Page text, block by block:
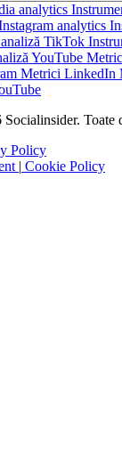
analytics
analytics
TikTok
YouTube
Metrici LinkedIn
Toate
Policy
| Cookie Policy